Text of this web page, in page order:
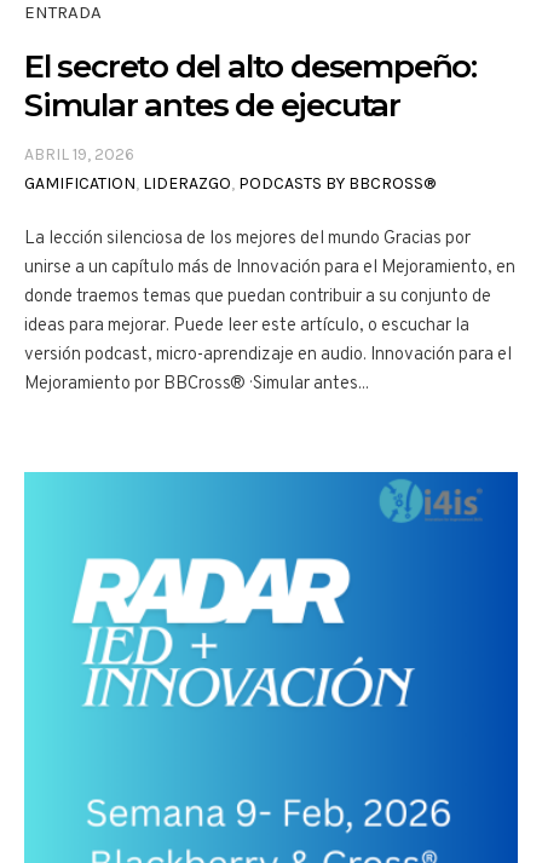
ENTRADA
El secreto del alto desempeño:
Simular antes de ejecutar
ABRIL 19, 2026
GAMIFICATION, LIDERAZGO, PODCASTS BY BBCROSS®
La lección silenciosa de los mejores del mundo Gracias por
unirse a un capítulo más de Innovación para el Mejoramiento, en
donde traemos temas que puedan contribuir a su conjunto de
ideas para mejorar. Puede leer este artículo, o escuchar la
versión podcast, micro-aprendizaje en audio. Innovación para el
Mejoramiento por BBCross® · Simular antes...